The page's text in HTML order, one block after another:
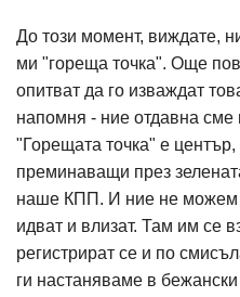
До този момент, виждате,
ми "гореща точка". Още
опитват да го изваждат
напомня - ние отдавна сме
"Горещата точка" е център,
преминаващи през
наше КПП. И ние не можем
идват и влизат. Там им се
регистрират се и по
ги настаняваме в